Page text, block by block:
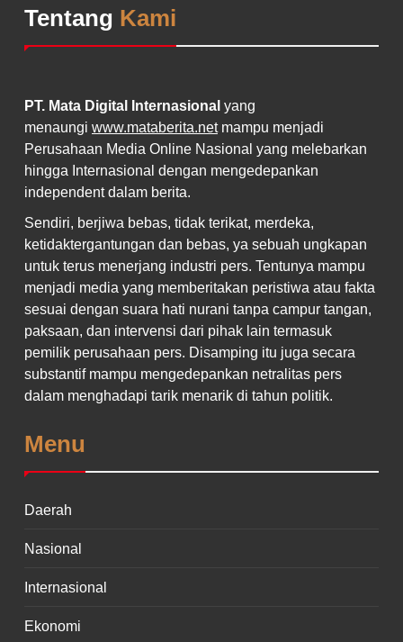
Tentang Kami
PT. Mata Digital Internasional yang
menaungi www.mataberita.netmampu menjadi
Perusahaan Media Online Nasional yang melebarkan
hingga Internasional dengan mengedepankan
independent dalam berita.
Sendiri, berjiwa bebas, tidak terikat, merdeka,
ketidaktergantungan dan bebas, ya sebuah ungkapan
untuk terus menerjang industri pers. Tentunya mampu
menjadi media yang memberitakan peristiwa atau fakta
sesuai dengan suara hati nurani tanpa campur tangan,
paksaan, dan intervensi dari pihak lain termasuk
pemilik perusahaan pers. Disamping itu juga secara
substantif mampu mengedepankan netralitas pers
dalam menghadapi tarik menarik di tahun politik.
Menu
Daerah
Nasional
Internasional
Ekonomi